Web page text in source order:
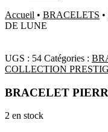
Accueil • BRACELETS •
DE LUNE
UGS : 54 Catégories :
COLLECTION
BRACELET
2 en stock